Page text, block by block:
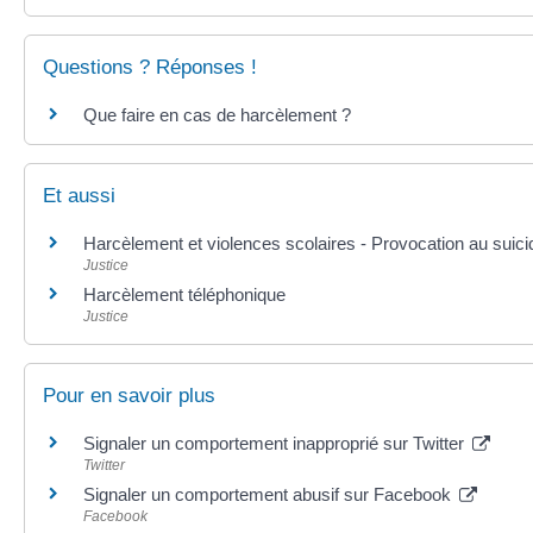
Questions ? Réponses !
Que faire en cas de harcèlement ?
Et aussi
Harcèlement et violences scolaires - Provocation au
Justice
Harcèlement téléphonique
Justice
Pour en savoir plus
Signaler un comportement inapproprié sur Twitter
Twitter
Signaler un comportement abusif sur Facebook
Facebook